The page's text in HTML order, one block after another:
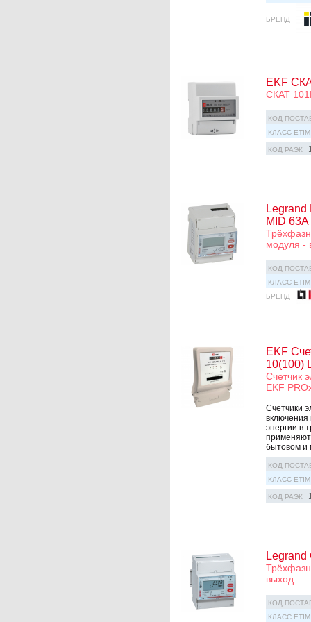
БРЕНД
EKF
СКАТ
КОД
КЛАСС ETIM
КОД РАЭК
Legrand
MID
модуля -
КОД
КЛАСС ETIM
БРЕНД
EKF
10(100)
Счетчик
EKF
Счетчики
включения
энергии в
бытовом и
КОД
КЛАСС ETIM
КОД РАЭК
выход
КОД
КЛАСС ETIM